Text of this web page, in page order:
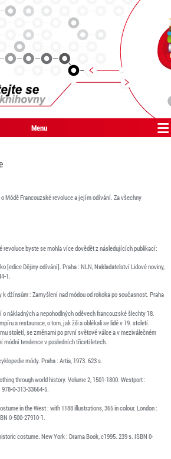
Menu
Módě Francouzské revoluce a jejím odívání. Za všechny
revoluce byste se mohla více dovědět z následujících publikací:
[edice Dějiny odívání]. Praha : NLN, Nakladatelství Lidové noviny,
1.
k džínsům : Zamyšlení nad módou od rokoka po současnost. Praha
nákladných a nepohodlných oděvech francouzské šlechty 18.
a restaurace, o tom, jak žili a oblékali se lidé v 19. století.
století, se změnami po první světové válce a v meziválečném
módní tendence v posledních třiceti letech.
módy. Praha : Artia, 1973. 623 s.
through world history. Volume 2, 1501-1800. Westport :
0-313-33664-5.
in the West : with 1188 illustrations, 365 in colour. London :
0-500-27910-1.
costume. New York : Drama Book, c1995. 239 s. ISBN 0-